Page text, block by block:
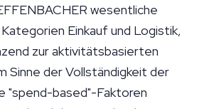
wesentliche
Einkauf und Logistik,
zur aktivitätsbasierten
Sinne der Vollständigkeit der
"spend-based"-Faktoren